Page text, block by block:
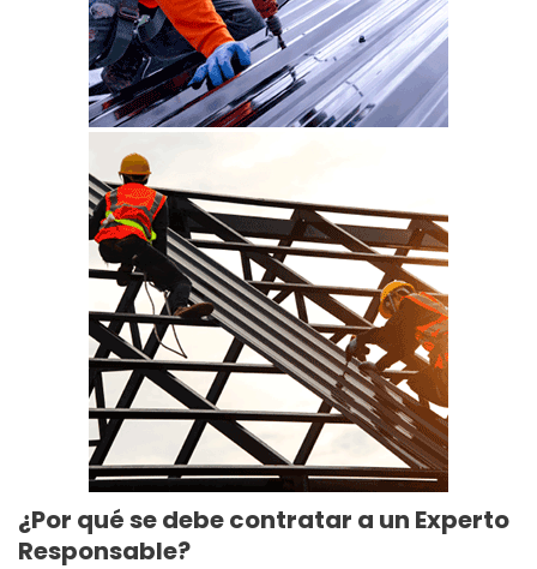
¿Por qué se debe contratar a un Experto
Responsable?